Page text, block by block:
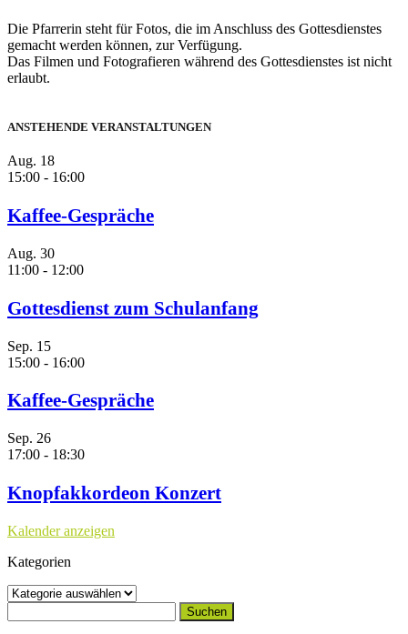
Die Pfarrerin steht für Fotos, die im Anschluss des Gottesdienstes
gemacht werden können, zur Verfügung.
Das Filmen und Fotografieren während des Gottesdienstes ist nicht
erlaubt.
ANSTEHENDE VERANSTALTUNGEN
Aug. 18
15:00 - 16:00
Kaffee-Gespräche
Aug. 30
11:00 - 12:00
Gottesdienst zum Schulanfang
Sep. 15
15:00 - 16:00
Kaffee-Gespräche
Sep. 26
17:00 - 18:30
Knopfakkordeon Konzert
Kalender anzeigen
Kategorien
Kategorien
nach: